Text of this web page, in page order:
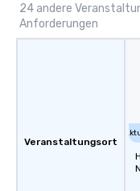
24 andere
Anforderungen
Veranstaltungsort